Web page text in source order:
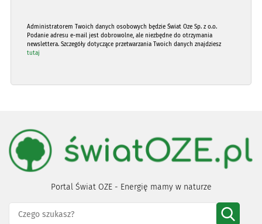
Administratorem Twoich danych osobowych będzie Świat Oze Sp. z o.o.
Podanie adresu e-mail jest dobrowolne, ale niezbędne do otrzymania
newslettera. Szczegóły dotyczące przetwarzania Twoich danych znajdziesz
tutaj
Portal Świat OZE - Energię mamy w naturze